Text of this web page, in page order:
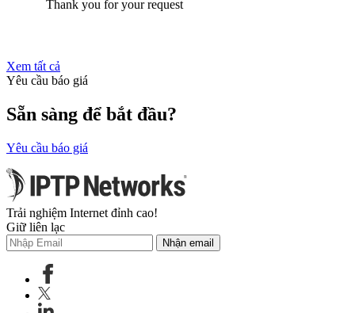
Thank you for your request
Xem tất cả
Yêu cầu báo giá
Sẵn sàng để bắt đầu?
Yêu cầu báo giá
Trải nghiệm Internet đỉnh cao!
Giữ liên lạc
Nhận email